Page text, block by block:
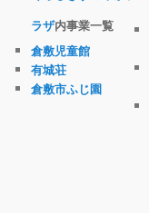
ラザ内事業一覧
倉敷児童館
有城荘
倉敷市ふじ園